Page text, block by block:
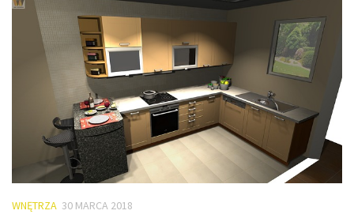
WNĘTRZA 30 MARCA 2018